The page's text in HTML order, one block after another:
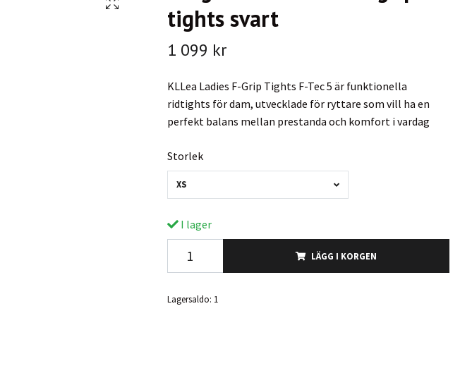
tights svart
1 099 kr
KLLea Ladies F-Grip Tights F-Tec 5 är funktionella
ridtights för dam, utvecklade för ryttare som vill ha en
perfekt balans mellan prestanda och komfort i vardag
Storlek
XS
I lager
LÄGG I KORGEN
Lagersaldo: 1